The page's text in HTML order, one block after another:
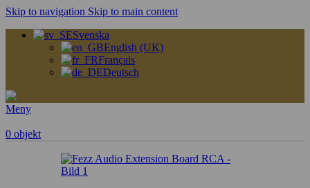
Skip to navigation Skip to main content
Svenska
English (UK)
Français
Deutsch
Meny
0 objekt